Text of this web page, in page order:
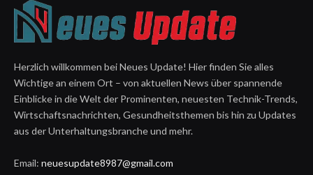
Herzlich willkommen bei Neues Update! Hier finden Sie alles
Wichtige an einem Ort – von aktuellen News über spannende
Einblicke in die Welt der Prominenten, neuesten Technik-Trends,
Wirtschaftsnachrichten, Gesundheitsthemen bis hin zu Updates
aus der Unterhaltungsbranche und mehr.
Email: neuesupdate8987@gmail.com